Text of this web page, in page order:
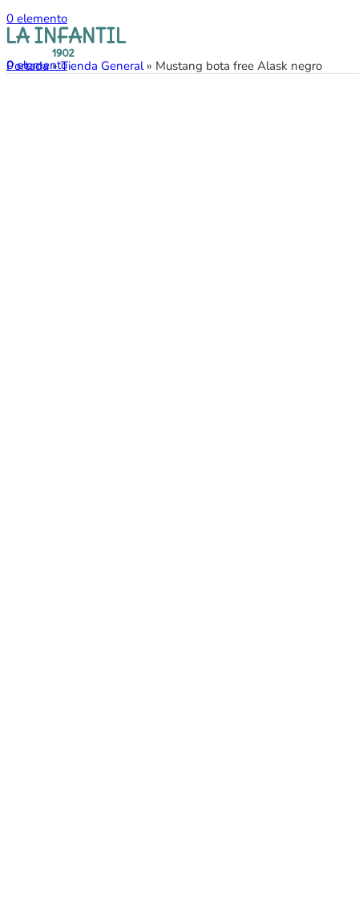
0 elemento
0elemento
Portada»Tienda General» Mustang bota free Alask negro